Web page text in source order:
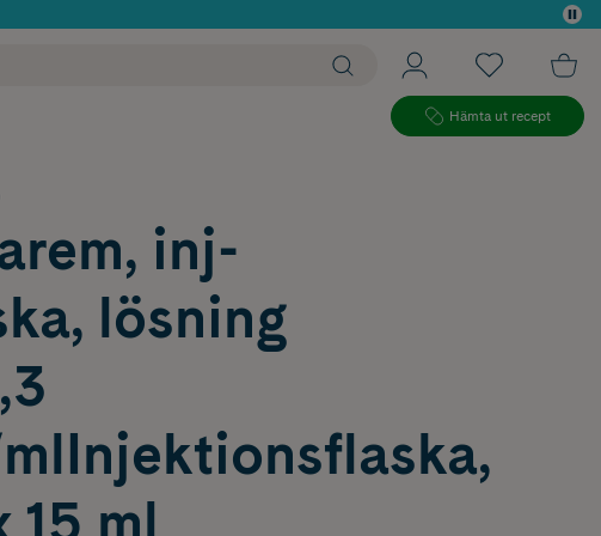
Hämta ut recept
inj-
lösning
15 ml